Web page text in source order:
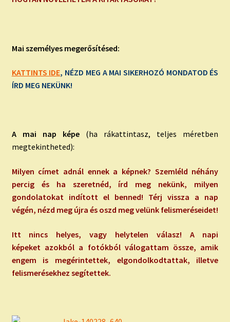
Mai személyes megerősítésed:
KATTINTS IDE, NÉZD MEG A MAI SIKERHOZÓ MONDATOD ÉS
ÍRD MEG NEKÜNK!
A mai nap képe (ha rákattintasz, teljes méretben
megtekintheted):
Milyen címet adnál ennek a képnek? Szemléld néhány
percig és ha szeretnéd, írd meg nekünk, milyen
gondolatokat indított el benned! Térj vissza a nap
végén, nézd meg újra és oszd meg velünk felismeréseidet!
Itt nincs helyes, vagy helytelen válasz! A napi
képeket azokból a fotókból válogattam össze, amik
engem is megérintettek, elgondolkodtattak, illetve
felismerésekhez segítettek.